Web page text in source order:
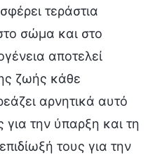
τεράστια
σώμα και στο
αποτελεί
ζωής κάθε
αρνητικά αυτό
για την ύπαρξη και τη
τους για την